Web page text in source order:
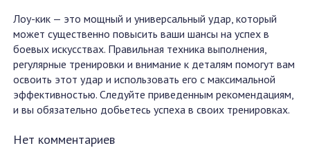
Лоу-кик — это мощный и универсальный удар, который
может существенно повысить ваши шансы на успех в
боевых искусствах. Правильная техника выполнения,
регулярные тренировки и внимание к деталям помогут вам
освоить этот удар и использовать его с максимальной
эффективностью. Следуйте приведенным рекомендациям,
и вы обязательно добьетесь успеха в своих тренировках.
Нет комментариев